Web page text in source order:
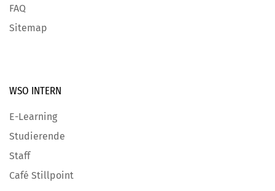
FAQ
Sitemap
WSO INTERN
E-Learning
Studierende
Staff
Café Stillpoint